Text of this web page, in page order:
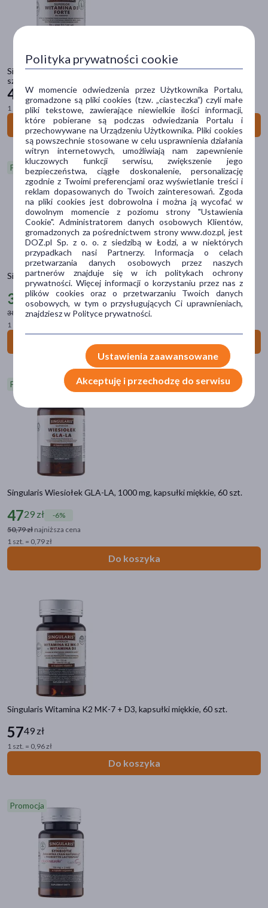
Singularis Witamina D3 Forte dla dorosłych Superior, kapsułki, 120
szt.
41 79 zł
1 szt. = 0,35 zł
Do koszyka
Promocja
Singularis Witamina D3 2000 IU (50 µg), kapsułki miękkie, 120 szt.
36 29 zł
-5%
38,39 złnajniższa cena
1 szt. = 0,30 zł
Do koszyka
Promocja
Singularis Wiesiołek GLA-LA, 1000 mg, kapsułki miękkie, 60 szt.
4729 zł
-6%
50,79 zł najniższa cena
1 szt. = 0,79 zł
Do koszyka
Singularis Witamina K2 MK-7 + D3, kapsułki miękkie, 60 szt.
5749 zł
1 szt. = 0,96 zł
Do koszyka
Promocja
4Flex(5)
Singularis(85)
pokaż więcej
Typ produktu
Suplement diety(85)
Postać
kapsułki(71)
proszek(8)
tabletka(5)
krople(1)
Problem
obniżona odporność(27)
zmęczenie(12)
trawienie(6)
koncentracja
odchudzanie
pokaż więcej
Główne składniki
inulina(6)
cytrynian magnezu
kwas foliowy
chrom(4)
cynk(4)
pokaż więcej
mięśnie(7)
stawy
(6)
serce(5)
skóra(5)
pokaż więcej
Działanie/właściwości
wspomagające
antyoksydacyjne
pokaż więcej
Zalecenia żywieniowe
Bez glutenu
Linia produktowa
Polityka prywatności cookie
W momencie odwiedzenia przez Użytkownika Portalu,
gromadzone są pliki cookies (tzw. „ciasteczka”) czyli małe
pliki tekstowe, zawierające niewielkie ilości informacji,
które pobierane są podczas odwiedzania Portalu i
przechowywane na Urządzeniu Użytkownika. Pliki cookies
są powszechnie stosowane w celu usprawnienia działania
witryn internetowych, umożliwiają nam zapewnienie
kluczowych funkcji serwisu, zwiększenie jego
bezpieczeństwa, ciągłe doskonalenie, personalizację
zgodnie z Twoimi preferencjami oraz wyświetlanie treści i
reklam dopasowanych do Twoich zainteresowań. Zgoda
na pliki cookies jest dobrowolna i można ją wycofać w
dowolnym momencie z poziomu strony "Ustawienia
Cookie". Administratorem danych osobowych Klientów,
gromadzonych za pośrednictwem strony www.doz.pl, jest
DOZ.pl Sp. z o. o. z siedzibą w Łodzi, a w niektórych
przypadkach nasi Partnerzy. Informacja o celach
przetwarzania danych osobowych przez naszych
partnerów znajduje się w ich politykach ochrony
prywatności. Więcej informacji o korzystaniu przez nas z
plików cookies oraz o przetwarzaniu Twoich danych
osobowych, w tym o przysługujących Ci uprawnieniach,
znajdziesz w Polityce prywatności.
Ustawienia zaawansowane
Akceptuję i przechodzę do serwisu